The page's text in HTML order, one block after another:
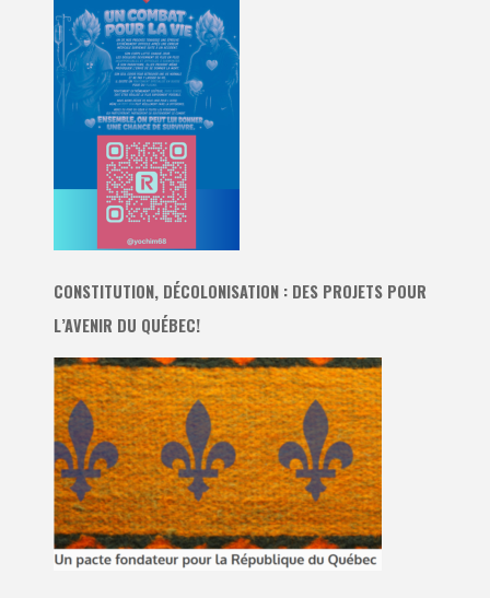
CONSTITUTION, DÉCOLONISATION : DES PROJETS POUR
L’AVENIR DU QUÉBEC!